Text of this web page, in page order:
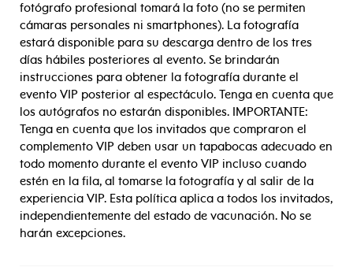
fotógrafo profesional tomará la foto (no se permiten
cámaras personales ni smartphones). La fotografía
estará disponible para su descarga dentro de los tres
días hábiles posteriores al evento. Se brindarán
instrucciones para obtener la fotografía durante el
evento VIP posterior al espectáculo. Tenga en cuenta que
los autógrafos no estarán disponibles. IMPORTANTE:
Tenga en cuenta que los invitados que compraron el
complemento VIP deben usar un tapabocas adecuado en
todo momento durante el evento VIP incluso cuando
estén en la fila, al tomarse la fotografía y al salir de la
experiencia VIP. Esta política aplica a todos los invitados,
independientemente del estado de vacunación. No se
harán excepciones.